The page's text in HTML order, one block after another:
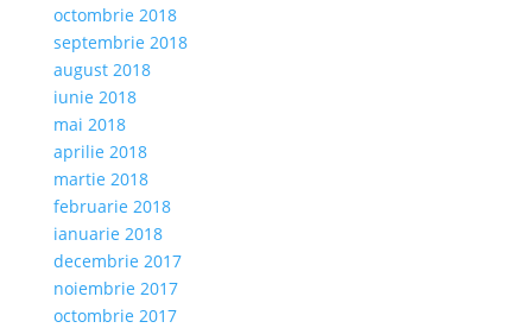
octombrie 2018
septembrie 2018
august 2018
iunie 2018
mai 2018
aprilie 2018
martie 2018
februarie 2018
ianuarie 2018
decembrie 2017
noiembrie 2017
octombrie 2017